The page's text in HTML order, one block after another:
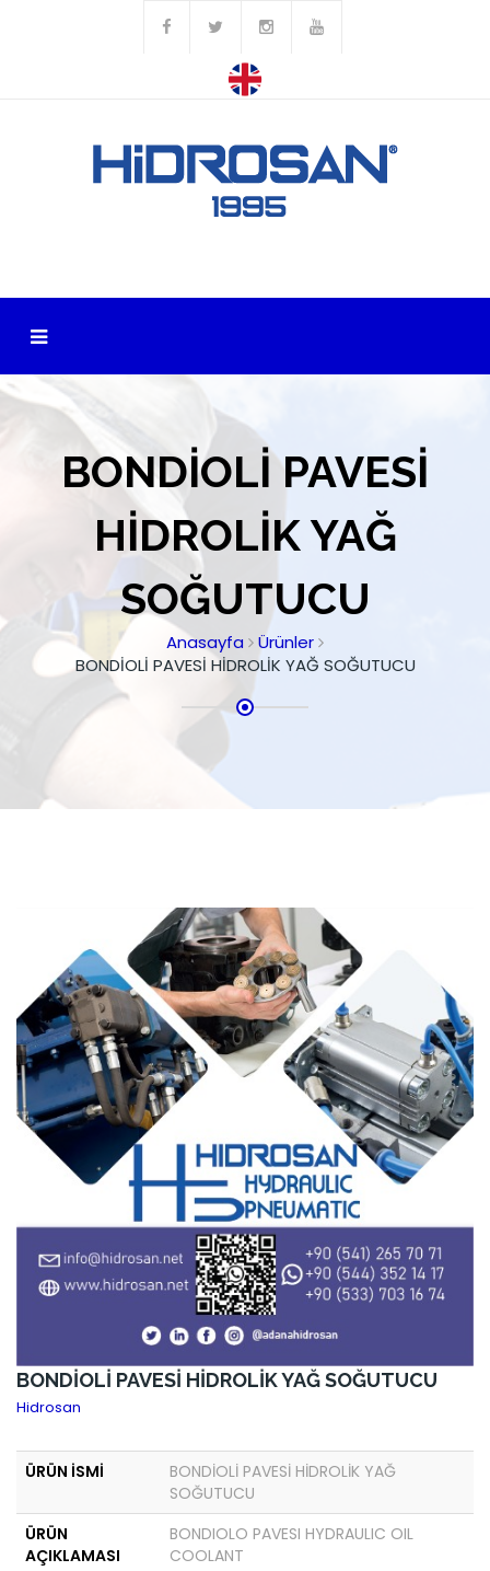
BONDİOLİ PAVESİ
HİDROLİK YAĞ
SOĞUTUCU
Anasayfa
Ürünler
BONDİOLİ PAVESİ HİDROLİK YAĞ SOĞUTUCU
BONDİOLİ PAVESİ HİDROLİK YAĞ SOĞUTUCU
Hidrosan
ÜRÜN İSMİ
BONDİOLİ PAVESİ HİDROLİK YAĞ
SOĞUTUCU
ÜRÜN
AÇIKLAMASI
BONDIOLO PAVESI HYDRAULIC OIL
COOLANT